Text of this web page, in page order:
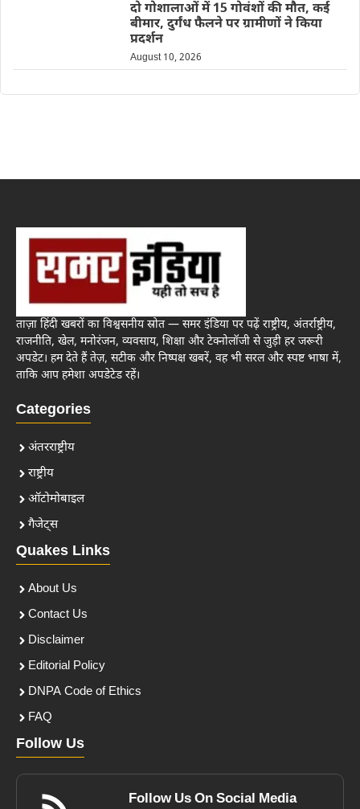
दो गोशालाओं में 15 गोवंशों की मौत, कई
बीमार, दुर्गंध फैलने पर ग्रामीणों ने किया
प्रदर्शन
August 10, 2026
ताज़ा हिंदी खबरों का विश्वसनीय स्रोत — समर इंडिया पर पढ़ें राष्ट्रीय, अंतर्राष्ट्रीय,
राजनीति, खेल, मनोरंजन, व्यवसाय, शिक्षा और टेक्नोलॉजी से जुड़ी हर जरूरी
अपडेट। हम देते हैं तेज़, सटीक और निष्पक्ष खबरें, वह भी सरल और स्पष्ट भाषा में,
ताकि आप हमेशा अपडेटेड रहें।
Categories
अंतरराष्ट्रीय
राष्ट्रीय
ऑटोमोबाइल
गैजेट्स
Quakes Links
About Us
Contact Us
Disclaimer
Editorial Policy
DNPA Code of Ethics
FAQ
Follow Us
Follow Us On Social Media